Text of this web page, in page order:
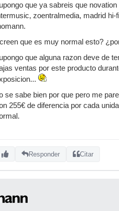
que ya sabreis que
zoentralmedia, madrid
que es muy normal esto?
que alguna razon deve de
ventas por este producto
se sabe bien por que pero me
255€ de diferencia por cada
Responder Citar